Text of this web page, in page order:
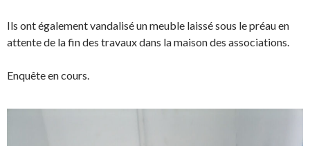
Ils ont également vandalisé un meuble laissé sous le préau en
attente de la fin des travaux dans la maison des associations.
Enquête en cours.